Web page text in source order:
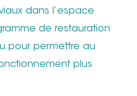
dans l’espace
de restauration
pour permettre au
plus